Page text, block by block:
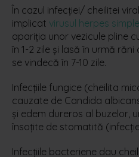
În cazul infecției/ cheilitei
implicat virusul herpes
apariția unor vezicule pline
în 1-2 zile și lasă în urmă
se vindecă în 7-10 zile.
Infecțiile fungice (cheilita
cauzate de Candida
și edem dureros al buzelor,
însoțite de stomatită
Infecțiile bacteriene dau